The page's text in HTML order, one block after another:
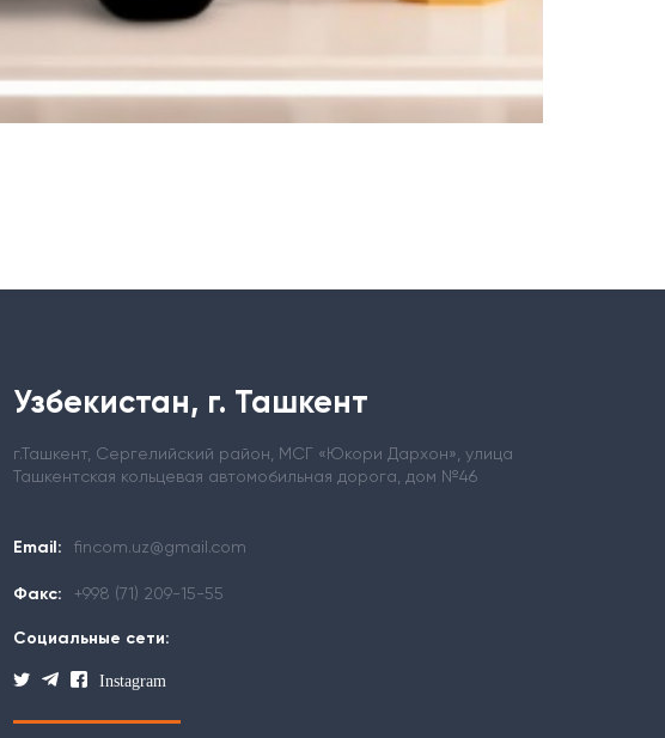
Узбекистан, г. Ташкент
г.Ташкент, Сергелийский район, МСГ «Юкори Дархон», улица
Ташкентская кольцевая автомобильная дорога, дом №46
Email: fincom.uz@gmail.com
Факс: +998 (71) 209-15-55
Социальные сети:
Instagram